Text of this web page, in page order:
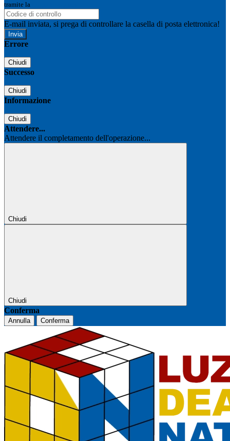
tramite la
E-mail inviata, si prega di controllare la casella di posta elettronica!
Errore
Chiudi
Successo
Chiudi
Informazione
Chiudi
Attendere...
Attendere il completamento dell'operazione...
Chiudi
Chiudi
Conferma
Annulla Conferma